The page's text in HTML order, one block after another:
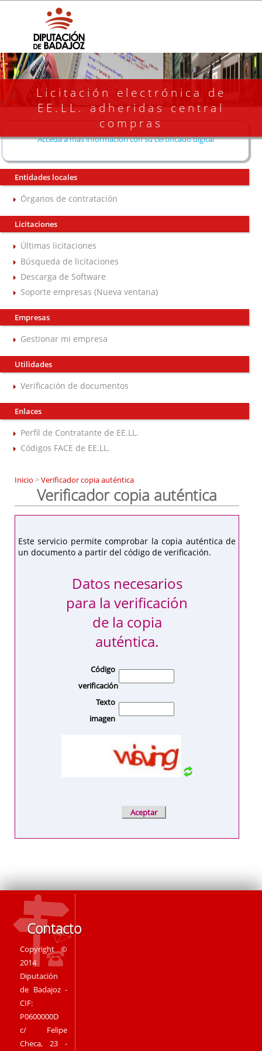
Licitación electrónica de
EE.LL. adheridas central
compras
Acceda a más información con su certificado digital
Entidades locales
Órganos de contratación
Licitaciones
Últimas licitaciones
Búsqueda de licitaciones
Descarga de Software
Soporte empresas (Nueva ventana)
Empresas
Gestionar mi empresa
Utilidades
Verificación de documentos
Enlaces
Perfil de Contratante de EE.LL.
Códigos FACE de EE.LL.
Inicio >Verificador copia auténtica
Verificador copia auténtica
Este servicio permite comprobar la copia auténtica de
un documento a partir del código de verificación.
Datos necesarios
para la verificación
de la copia
auténtica.
Código
verificación
Texto
imagen
Contacto
Copyright ©
2014
Diputación
de Badajoz -
CIF:
P0600000D
c/ Felipe
Checa, 23 -